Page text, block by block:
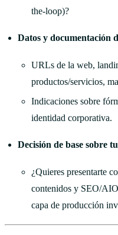
the-loop)?
Datos y documentación
URLs de la web,
productos/servicios,
Indicaciones sobre
identidad corporativa.
Decisión de base sobre
¿Quieres presentarte
contenidos y SEO/
capa de producción